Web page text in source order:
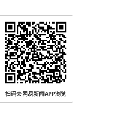
扫码去网易新闻APP浏览